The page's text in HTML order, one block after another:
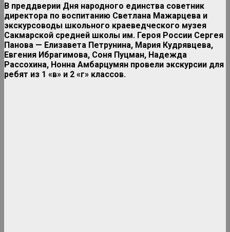
В преддверии Дня народного единства советник
директора по воспитанию Светлана Мажарцева и
экскурсоводы школьного краеведческого музея
Сакмарской средней школы им. Героя России Сергея
Панова — Елизавета Петрунина, Мария Кудрявцева,
Евгения Ибрагимова, Соня Пуцман, Надежда
Рассохина, Нонна Амбарцумян провели экскурсии для
ребят из 1 «в» и 2 «г» классов.